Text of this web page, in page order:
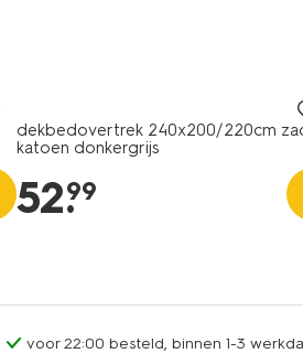
dekbedovertrek 240x200/220cm
katoen donkergrijs
52.
99
voor 22:00 besteld, binnen 1-3